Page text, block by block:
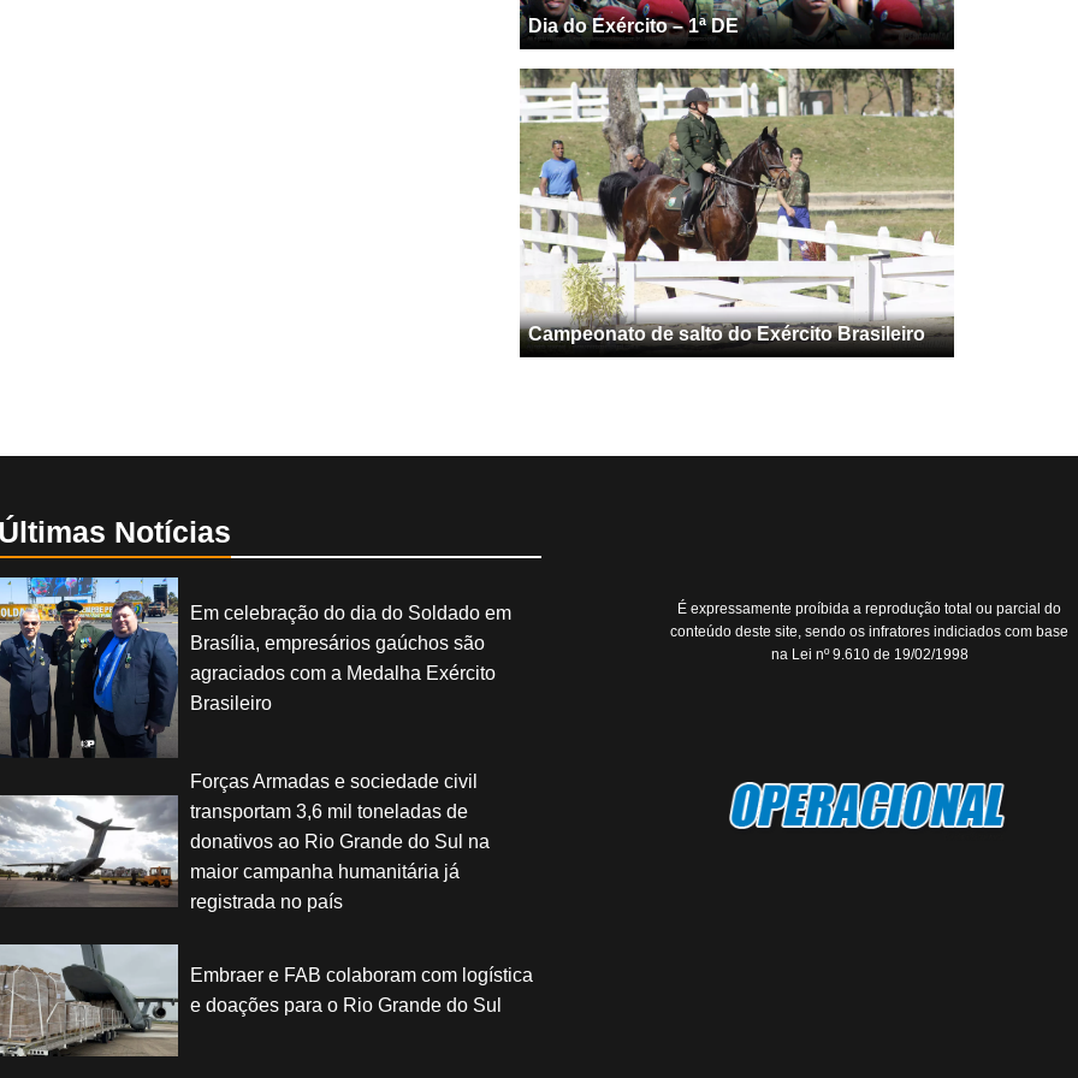
Dia do Exército – 1ª DE
Campeonato de salto do Exército Brasileiro
Últimas Notícias
Em celebração do dia do Soldado em
Brasília, empresários gaúchos são
agraciados com a Medalha Exército
Brasileiro
Forças Armadas e sociedade civil
transportam 3,6 mil toneladas de
donativos ao Rio Grande do Sul na
maior campanha humanitária já
registrada no país
Embraer e FAB colaboram com logística
e doações para o Rio Grande do Sul
É expressamente proíbida a reprodução total ou parcial do
conteúdo deste site, sendo os infratores indiciados com base
na Lei nº 9.610 de 19/02/1998